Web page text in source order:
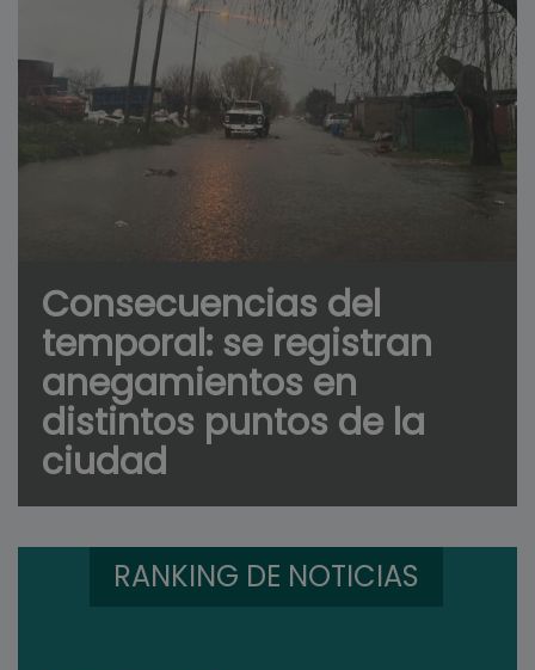
Consecuencias del
temporal: se registran
anegamientos en
distintos puntos de la
ciudad
RANKING DE NOTICIAS